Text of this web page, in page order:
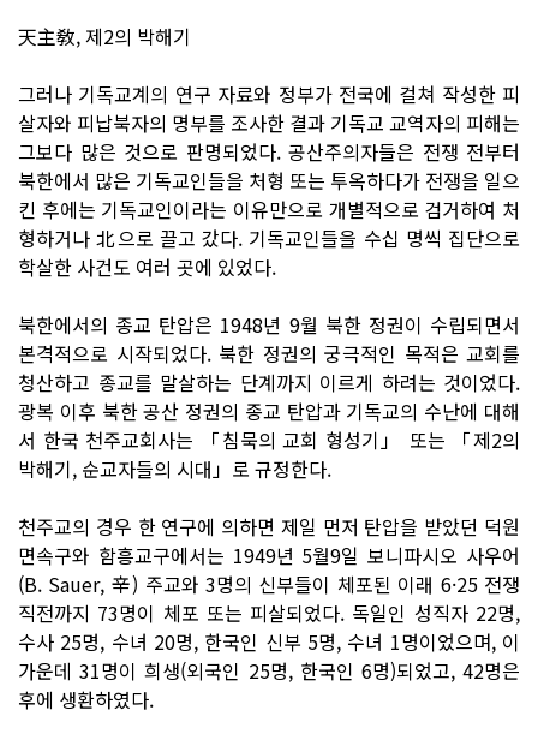
天主敎, 제2의 박해기
그러나 기독교계의 연구 자료와 정부가 전국에 걸쳐 작성한 피
살자와 피납북자의 명부를 조사한 결과 기독교 교역자의 피해는
그보다 많은 것으로 판명되었다. 공산주의자들은 전쟁 전부터
북한에서 많은 기독교인들을 처형 또는 투옥하다가 전쟁을 일으
킨 후에는 기독교인이라는 이유만으로 개별적으로 검거하여 처
형하거나 北으로 끌고 갔다. 기독교인들을 수십 명씩 집단으로
학살한 사건도 여러 곳에 있었다.
북한에서의 종교 탄압은 1948년 9월 북한 정권이 수립되면서
본격적으로 시작되었다. 북한 정권의 궁극적인 목적은 교회를
청산하고 종교를 말살하는 단계까지 이르게 하려는 것이었다.
광복 이후 북한 공산 정권의 종교 탄압과 기독교의 수난에 대해
서 한국 천주교회사는 「침묵의 교회 형성기」 또는 「제2의
박해기, 순교자들의 시대」로 규정한다.
천주교의 경우 한 연구에 의하면 제일 먼저 탄압을 받았던 덕원
면속구와 함흥교구에서는 1949년 5월9일 보니파시오 사우어
(B. Sauer, 辛) 주교와 3명의 신부들이 체포된 이래 6·25 전쟁
직전까지 73명이 체포 또는 피살되었다. 독일인 성직자 22명,
수사 25명, 수녀 20명, 한국인 신부 5명, 수녀 1명이었으며, 이
가운데 31명이 희생(외국인 25명, 한국인 6명)되었고, 42명은
후에 생환하였다.